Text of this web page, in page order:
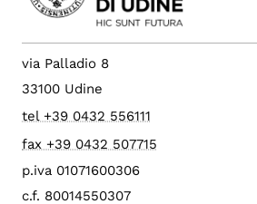
via Palladio 8
33100 Udine
tel +39 0432 556111
fax +39 0432 507715
p.iva 01071600306
c.f. 80014550307